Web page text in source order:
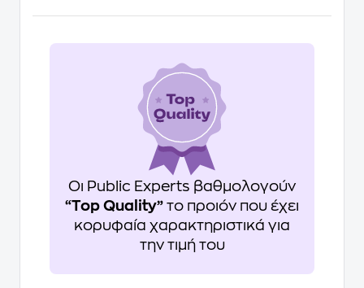
Οι Public Experts βαθμολογούν
“Top Quality” το προιόν που έχει
κορυφαία χαρακτηριστικά για
την τιμή του